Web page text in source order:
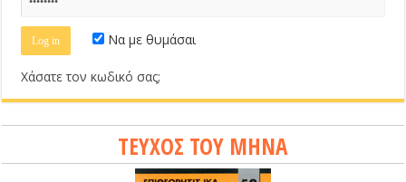
Να με θυμάσαι
Χάσατε τον κωδικό σας;
ΤΕΥΧΟΣ ΤΟΥ ΜΗΝΑ